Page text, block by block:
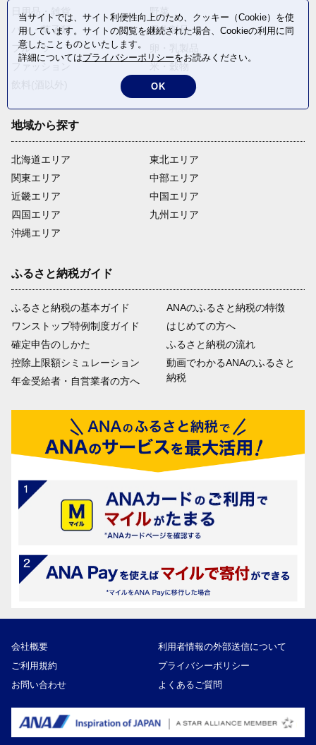
日用品・雑貨
野菜
パン・菓子類
電化製品
フルーツ
返礼品なし
地域から探す
北海道エリア
関東エリア
近畿エリア
四国エリア
沖縄エリア
東北エリア
中部エリア
中国エリア
九州エリア
ふるさと納税ガイド
ふるさと納税の基本ガイド
ワンストップ特例制度ガイド
確定申告のしかた
控除上限額シミュレーション
年金受給者・自営業者の方へ
ANAのふるさと納税の特徴
はじめての方へ
ふるさと納税の流れ
動画でわかるANAのふるさと
納税
会社概要
利用者情報の外部送信について
ご利用規約
プライバシーポリシー
お問い合わせ
よくあるご質問
当サイトでは、サイト利便性向上のため、クッキー（Cookie）を使
用しています。サイトの閲覧を継続された場合、Cookieの利用に同
意したことものといたします。
詳細についてはプライバシーポリシーをお読みください。
OK